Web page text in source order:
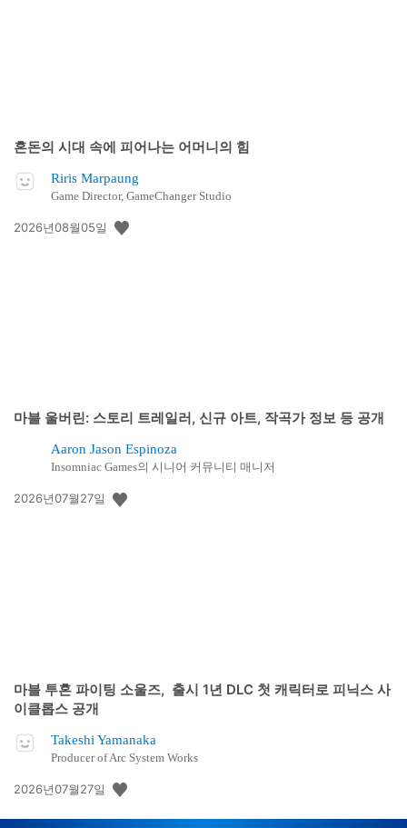
혼돈의 시대 속에 피어나는 어머니의 힘
Riris Marpaung
Game Director, GameChanger Studio
공
2026년08월05일
마블 울버린: 스토리 트레일러, 신규 아트, 작곡가 정보 등 공개
Aaron Jason Espinoza
Insomniac Games의 시니어 커뮤니티 매니저
공
2026년07월27일
마블 투혼 파이팅 소울즈, 출시 1년 DLC 첫 캐릭터로 피닉스 사
이클롭스 공개
Takeshi Yamanaka
Producer of Arc System Works
공
일:
2026년07월27일